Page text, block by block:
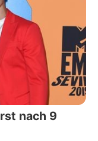
nach 9